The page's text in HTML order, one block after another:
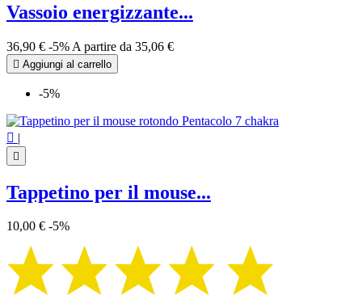
Vassoio energizzante...
36,90 € -5% A partire da 35,06 €
 Aggiungi al carrello
-5%
 |

Tappetino per il mouse...
10,00 € -5%